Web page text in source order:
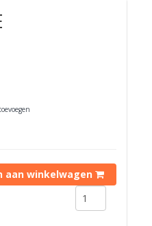
aan winkelwagen